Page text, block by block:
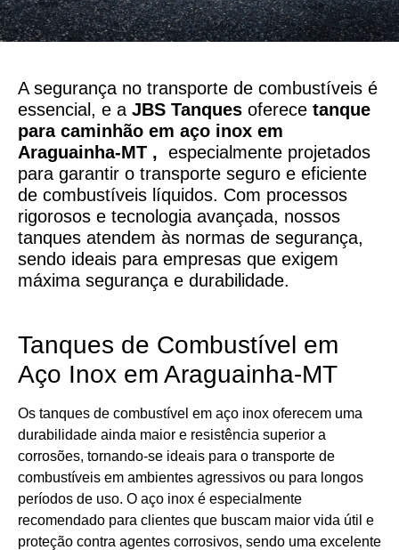
A segurança no transporte de combustíveis é
essencial, e a JBS Tanques oferece tanque
para caminhão em aço inox em
Araguainha-MT , especialmente projetados
para garantir o transporte seguro e eficiente
de combustíveis líquidos. Com processos
rigorosos e tecnologia avançada, nossos
tanques atendem às normas de segurança,
sendo ideais para empresas que exigem
máxima segurança e durabilidade.
Tanques de Combustível em
Aço Inox em Araguainha-MT
Os tanques de combustível em aço inox oferecem uma
durabilidade ainda maior e resistência superior a
corrosões, tornando-se ideais para o transporte de
combustíveis em ambientes agressivos ou para longos
períodos de uso. O aço inox é especialmente
recomendado para clientes que buscam maior vida útil e
proteção contra agentes corrosivos, sendo uma excelente